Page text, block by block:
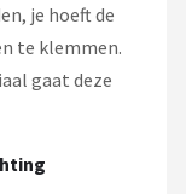
je hoeft de
te klemmen.
gaat deze